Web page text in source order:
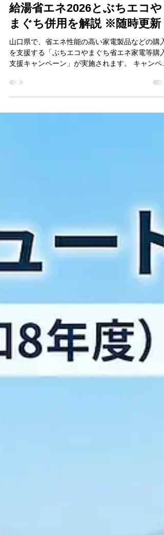
山口県のエコキュート補助金｜
給湯省エネ2026とぶちエコや
まぐち併用を解説 ※随時更新
山口県で、省エネ性能の高い家電製品などの購入
を支援する「ぶちエコやまぐち省エネ家電等購入
支援キャンペーン」が実施されます。 キャンペ
した場合、製品の種類や購入店舗の区分に応じ
申請・ポイント交付のスケジュール 5. どれくらい
ポイントがもらえる？「地域協力店」なら増額
倍）！ 6. エコキュートは何ポイントもらえる？ 7.
【大注目】エコキュート交換